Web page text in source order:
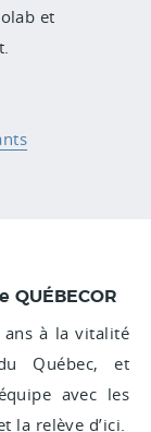
et
QUÉBECOR
ans à la vitalité
Québec, et
avec les
la relève d’ici.